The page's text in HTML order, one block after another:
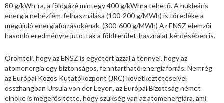
80 g/kWh-ra, a földgázé mintegy 400 g/kWhra tehető. A nukleáris
energia nehézfém-felhasználása (100-200 g/MWh) is töredéke a
megújuló energiaforrásokénak. (300-600 g/MWh) Az ENSZ elemzői
hasonló eredményre jutottak a földterület-használat kérdésében is.
Örömteli, hogy az ENSZ is egyetért azzal a ténnyel, hogy az
atomenergia egy biztonságos, fenntartható energiaforrás. Nemrég
az Európai Közös Kutatóközpont (JRC) következtetéseivel
összhangban Ursula von der Leyen, az Európai Bizottság német
elnöke is megerősítette, hogy szükség van az atomenergiára, ami